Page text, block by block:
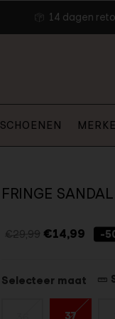
SCHOENEN
14 dagen
FRINGE
€29,99 €14,99 -
Selecteer maat
37